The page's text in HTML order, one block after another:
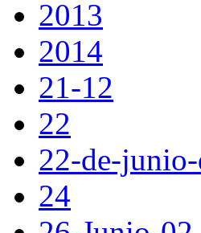
2013
2014
21-12
22
22-de-
24